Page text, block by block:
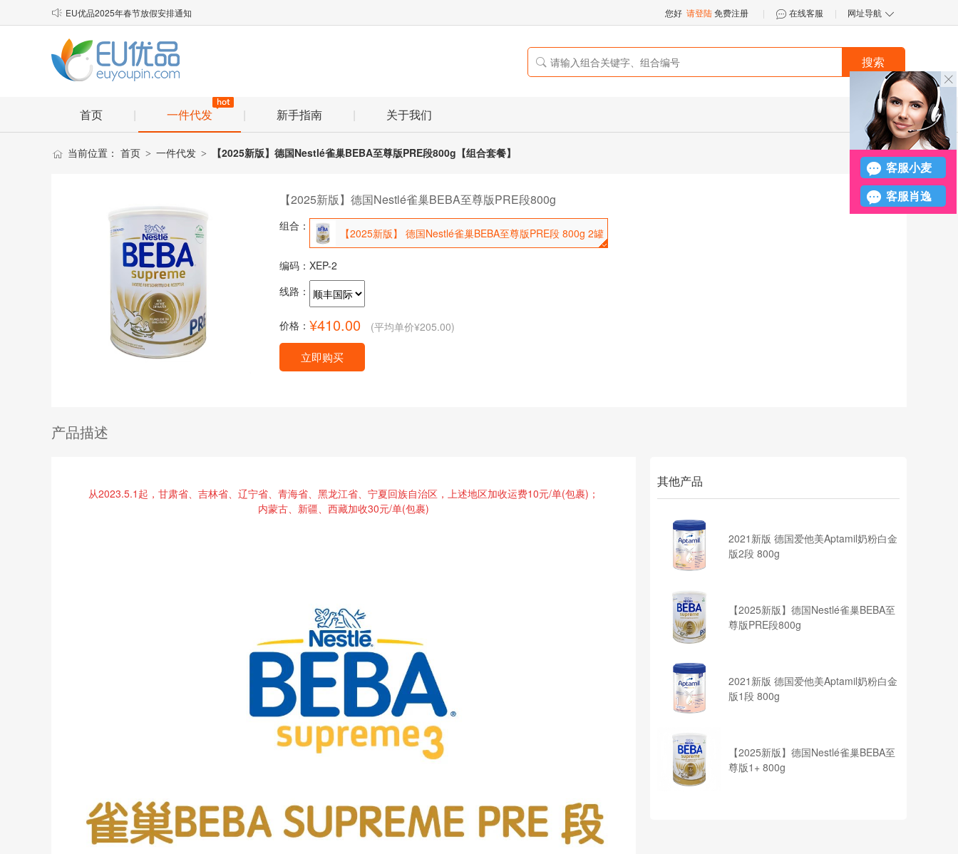
󪤐
客服小麦
客服肖逸
 顺丰小包理赔材料
物流口岸优化说明
EU优品2025年春节放假安排通知
您好 请登陆免费注册 |
 在线客服
| 网址导航 
 搜索
首页 | 一件代发 | 新手指南 | 关于我们
当前位置： 首页 > 一件代发 > 【2025新版】德国Nestlé雀巢BEBA至尊版PRE段800g【组合套餐】
【2025新版】德国Nestlé雀巢BEBA至尊版PRE段800g
组合：
【2025新版】 德国Nestlé雀巢BEBA至尊版PRE段 800g 2罐
编码： XEP-2
线路：
价格： ¥410.00 (平均单价¥205.00)
立即购买
产品描述
从2023.5.1起，甘肃省、吉林省、辽宁省、青海省、黑龙江省、宁夏回族自治区， 上述地区加收运费10元/单(包裹) ；
内蒙古、新疆、西藏加收30元/单(包裹)
其他产品
2021新版 德国爱他美Aptamil奶粉白金
版2段 800g
【2025新版】德国Nestlé雀巢BEBA至
尊版PRE段800g
2021新版 德国爱他美Aptamil奶粉白金
版1段 800g
【2025新版】德国Nestlé雀巢BEBA至
尊版1+ 800g